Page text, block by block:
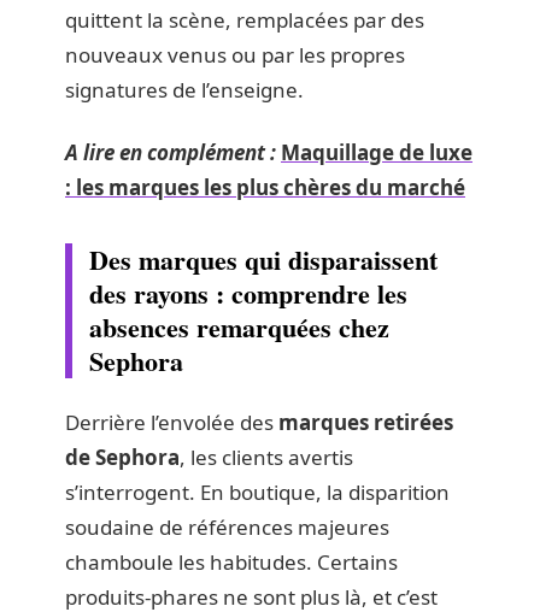
quittent la scène, remplacées par des
nouveaux venus ou par les propres
signatures de l’enseigne.
A lire en complément : Maquillage de luxe
: les marques les plus chères du marché
Des marques qui disparaissent
des rayons : comprendre les
absences remarquées chez
Sephora
Derrière l’envolée des marques retirées
de Sephora, les clients avertis
s’interrogent. En boutique, la disparition
soudaine de références majeures
chamboule les habitudes. Certains
produits-phares ne sont plus là, et c’est